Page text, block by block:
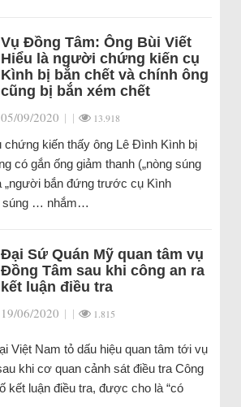
Vụ Đồng Tâm: Ông Bùi Viết
Hiểu là người chứng kiến cụ
Kình bị bắn chết và chính ông
cũng bị bắn xém chết
05/09/2020 | | 13.918
chứng kiến thấy ông Lê Đình Kình bị
có gắn ống giảm thanh („nòng súng
„người bắn đứng trước cụ Kình
súng … nhắm…
Đại Sứ Quán Mỹ quan tâm vụ
Đồng Tâm sau khi công an ra
kết luận điều tra
19/06/2020 | | 1.815
Việt Nam tỏ dấu hiệu quan tâm tới vụ
khi cơ quan cảnh sát điều tra Công
kết luận điều tra, được cho là “có